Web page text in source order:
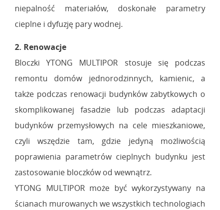
niepalność materiałów, doskonałe parametry
cieplne i dyfuzję pary wodnej.
2. Renowacje
Bloczki YTONG MULTIPOR stosuje się podczas
remontu domów jednorodzinnych, kamienic, a
także podczas renowacji budynków zabytkowych o
skomplikowanej fasadzie lub podczas adaptacji
budynków przemysłowych na cele mieszkaniowe,
czyli wszędzie tam, gdzie jedyną możliwością
poprawienia parametrów cieplnych budynku jest
zastosowanie bloczków od wewnątrz.
YTONG MULTIPOR może być wykorzystywany na
ścianach murowanych we wszystkich technologiach